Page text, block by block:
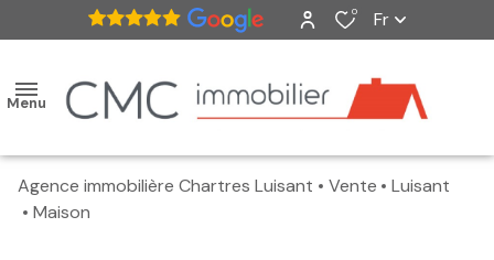
0 Fr
Menu
accueil
Agence immobilière Chartres Luisant Vente
Luisant
Maison